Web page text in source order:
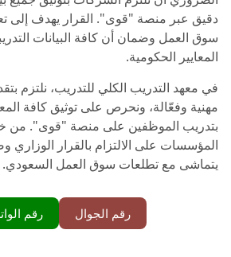
دقيق عبر منصة "قوى". القرار يهدف إلى
سوق العمل وضمان أن كافة البيانات
المعايير الحكومية.
في معهد التدريب الكلي للتدريب، نلتزم
مهنية وفعّالة، ونحرص على توثيق كافة
بتدريب الموظفين على منصة "قوى". من
المؤسسات على الالتزام بالقرار الوزاري
يتماشى مع تطلعات سوق العمل السعودي.
رقم الجوال رقم